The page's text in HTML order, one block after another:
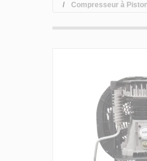
Compresseur à